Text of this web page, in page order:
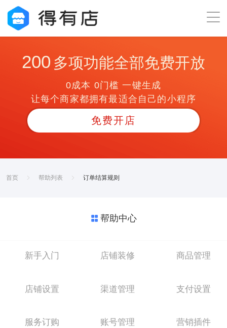
200 多项功能全部免费开放
0成本 0门槛 一键生成
让每个商家都拥有最适合自己的小程序
免费开店
首页 帮助列表 订单结算规则
帮助中心
新手入门 店铺装修 商品管理
店铺设置 渠道管理 支付设置
服务订购 账号管理 营销插件